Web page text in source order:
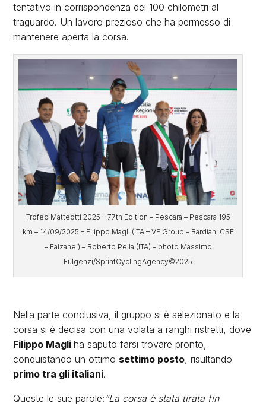
tentativo in corrispondenza dei 100 chilometri al
traguardo. Un lavoro prezioso che ha permesso di
mantenere aperta la corsa.
Trofeo Matteotti 2025 – 77th Edition – Pescara – Pescara 195
km – 14/09/2025 – Filippo Magli (ITA – VF Group – Bardiani CSF
– Faizane’) – Roberto Pella (ITA) – photo Massimo
Fulgenzi/SprintCyclingAgency©2025
Nella parte conclusiva, il gruppo si è selezionato e la
corsa si è decisa con una volata a ranghi ristretti, dove
Filippo Magliha saputo farsi trovare pronto,
conquistando un ottimo settimo posto , risultando
primo tra gli italiani.
Queste le sue parole: “La corsa è stata tirata fin